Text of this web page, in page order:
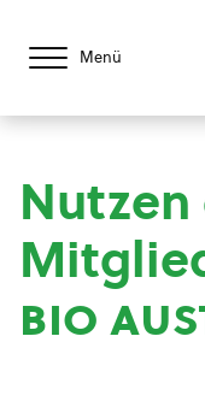
Menü
bio